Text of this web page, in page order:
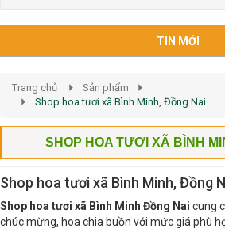
TIN MỚI
Trang chủ
Sản phẩm
Shop hoa tươi xã Bình Minh, Đồng Nai
SHOP HOA TƯƠI XÃ BÌNH
Shop hoa tươi xã Bình Minh, Đồng
Shop hoa tươi xã Bình Minh Đồng Nai cung
chúc mừng, hoa chia buồn với mức giá phù